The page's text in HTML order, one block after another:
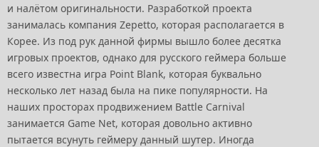
и налётом оригинальности. Разработкой проекта
занималась компания Zepetto, которая располагается в
Корее. Из под рук данной фирмы вышло более десятка
игровых проектов, однако для русского геймера больше
всего известна игра Point Blank, которая буквально
несколько лет назад была на пике популярности. На
наших просторах продвижением Battle Carnival
занимается Game Net, которая довольно активно
пытается всунуть геймеру данный шутер. Иногда